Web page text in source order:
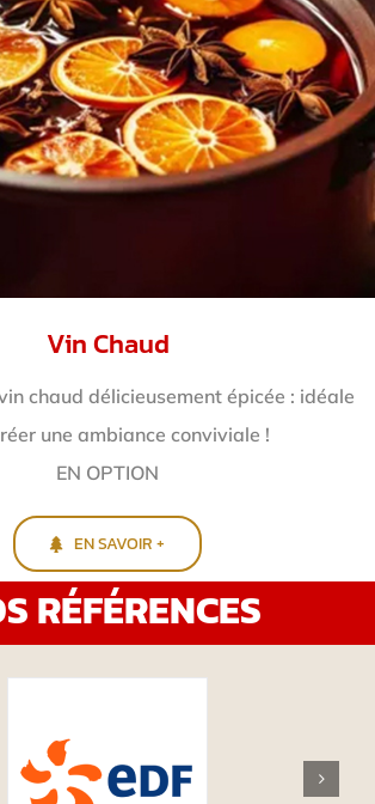
Vin Chaud
chaud délicieusement épicée : idéale
une ambiance conviviale !
EN OPTION
EN SAVOIR +
RÉFÉRENCES